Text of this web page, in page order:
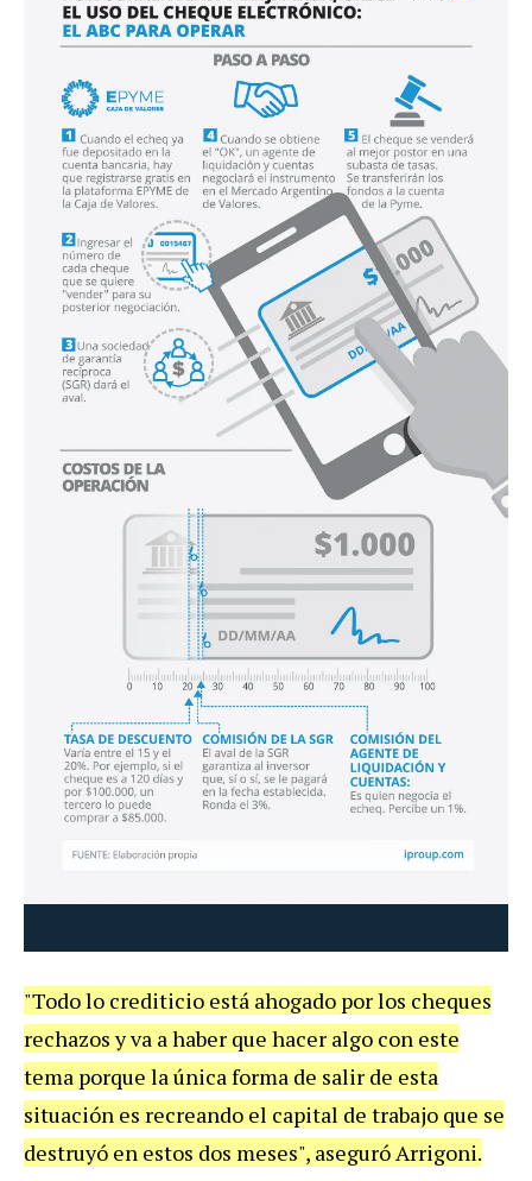
"Todo lo crediticio está ahogado por los cheques
rechazos y va a haber que hacer algo con este
tema porque la única forma de salir de esta
situación es recreando el capital de trabajo que se
destruyó en estos dos meses", aseguró Arrigoni.